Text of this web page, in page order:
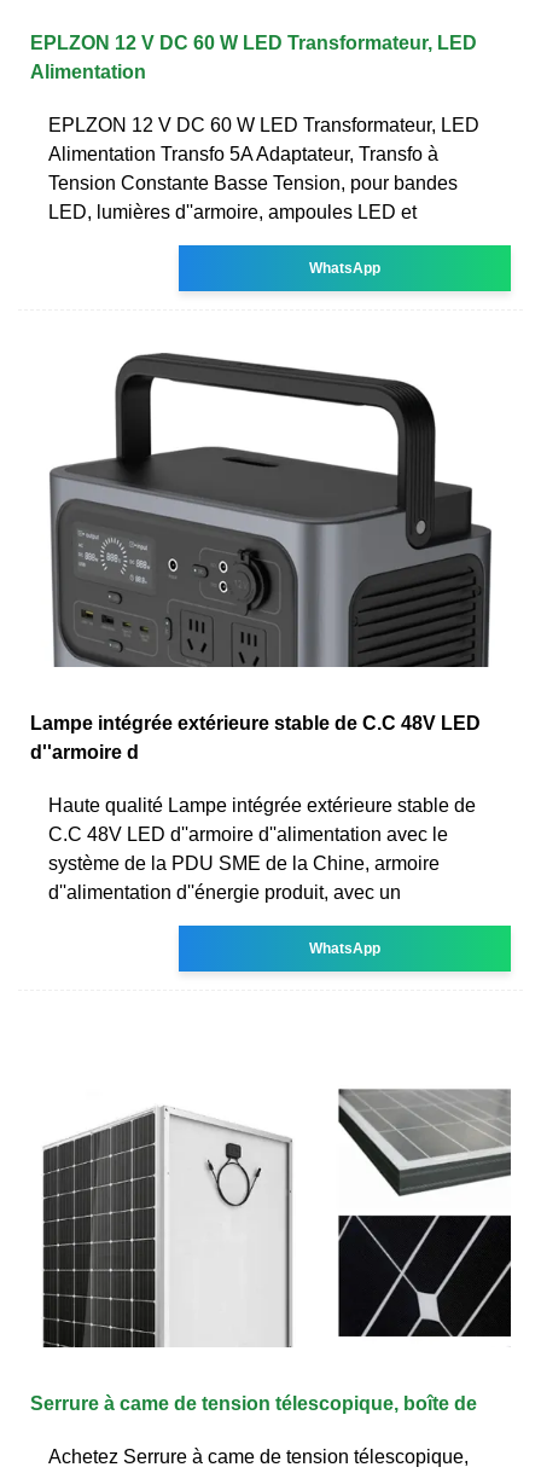
EPLZON 12 V DC 60 W LED Transformateur, LED
Alimentation
EPLZON 12 V DC 60 W LED Transformateur, LED
Alimentation Transfo 5A Adaptateur, Transfo à
Tension Constante Basse Tension, pour bandes
LED, lumières d''armoire, ampoules LED et
WhatsApp
Lampe intégrée extérieure stable de C.C 48V LED
d''armoire d
Haute qualité Lampe intégrée extérieure stable de
C.C 48V LED d''armoire d''alimentation avec le
système de la PDU SME de la Chine, armoire
d''alimentation d''énergie produit, avec un
WhatsApp
Serrure à came de tension télescopique, boîte de
Achetez Serrure à came de tension télescopique,